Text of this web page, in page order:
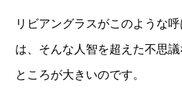
リビアングラスがこのような
は、そんな人智を超えた不思
ところが大きいのです。